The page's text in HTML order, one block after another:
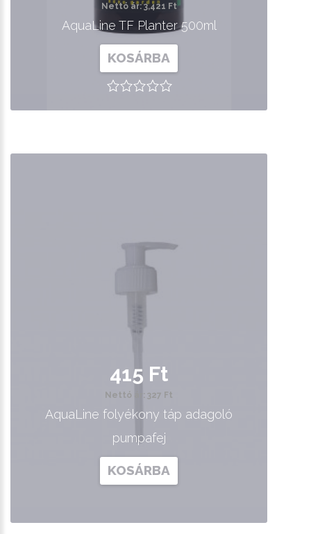
Nettó ár: 3,421 Ft
AquaLine TF Planter 500ml
KOSÁRBA
415 Ft
Nettó ár: 327 Ft
AquaLine folyékony táp adagoló
pumpafej
KOSÁRBA